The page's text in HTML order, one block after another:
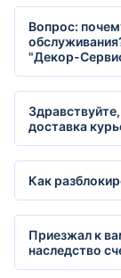
Вопрос:
"Декор-
доставка
Как
Приезжал к
наследство